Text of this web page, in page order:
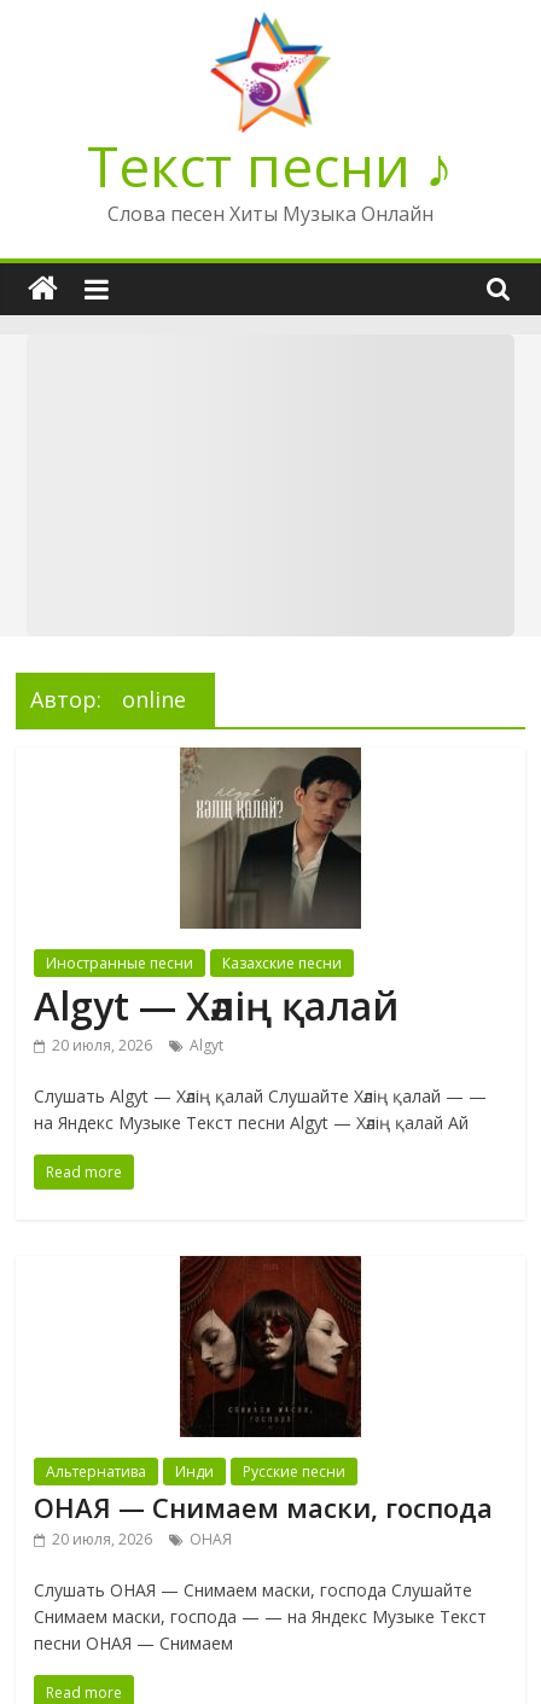
Текст песни ♪
Слова песен Хиты Музыка Онлайн
Автор: online
Иностранные песни Казахские песни
Algyt — Хәлің қалай
20 июля, 2026 Algyt
Слушать Algyt — Хәлің қалай Слушайте Хәлің қалай — —
на Яндекс Музыке Текст песни Algyt — Хәлің қалай Ай
Read more
Альтернатива Инди Русские песни
ОНАЯ — Снимаем маски, господа
20 июля, 2026 ОНАЯ
Слушать ОНАЯ — Снимаем маски, господа Слушайте
Снимаем маски, господа — — на Яндекс Музыке Текст
песни ОНАЯ — Снимаем
Read more